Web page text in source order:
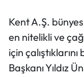
Kent A.Ş.
en nitelikli ve
için
Başkanı Yıldız